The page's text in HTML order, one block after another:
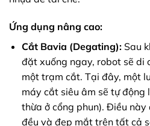
Ứng dụng nâng cao:
Cắt Bavia (Degating):Sau
đặt xuống ngay, robot sẽ di
một trạm cắt. Tại đây, một
máy cắt siêu âm sẽ tự
thừa ở cổng phun). Điều
đều và đẹp mắt trên tất cả